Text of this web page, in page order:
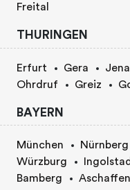
Freital
THURINGEN
Erfurt Gera Jena
Ohrdruf
Greiz
BAYERN
München Nürnberg
Würzburg
Bamberg